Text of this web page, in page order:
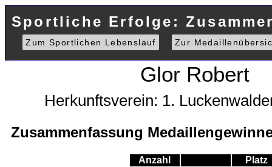
Sportliche Erfolge:
Zum Sportlichen Lebenslauf Zur
Glor Robert
Herkunftsverein: 1.
Zusammenfassung
Anzahl
Platz